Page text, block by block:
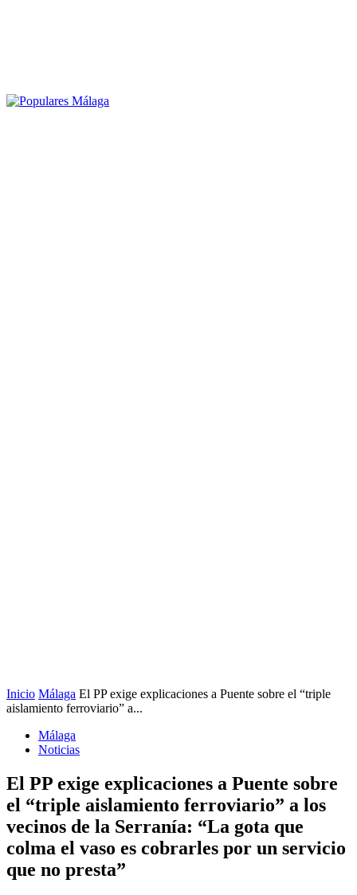
Inicio Málaga El PP exige explicaciones a Puente sobre el “triple
aislamiento ferroviario” a...
Málaga
Noticias
El PP exige explicaciones a Puente sobre
el “triple aislamiento ferroviario” a los
vecinos de la Serranía: “La gota que
colma el vaso es cobrarles por un servicio
que no presta”